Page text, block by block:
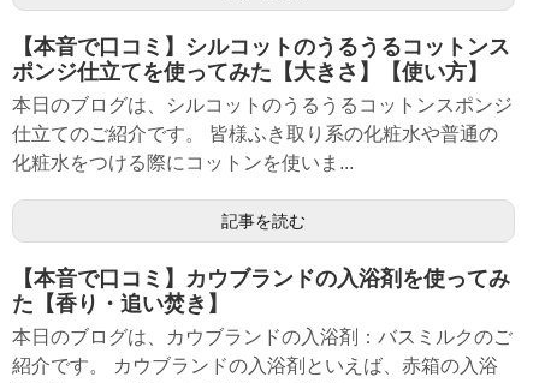
【本音で口コミ】シルコットのうるうるコットンス
ポンジ仕立てを使ってみた【大きさ】【使い方】
本日のブログは、シルコットのうるうるコットンスポンジ
仕立てのご紹介です。 皆様ふき取り系の化粧水や普通の
化粧水をつける際にコットンを使いま...
記事を読む
【本音で口コミ】カウブランドの入浴剤を使ってみ
た【香り・追い焚き】
本日のブログは、カウブランドの入浴剤：バスミルクのご
紹介です。 カウブランドの入浴剤といえば、赤箱の入浴